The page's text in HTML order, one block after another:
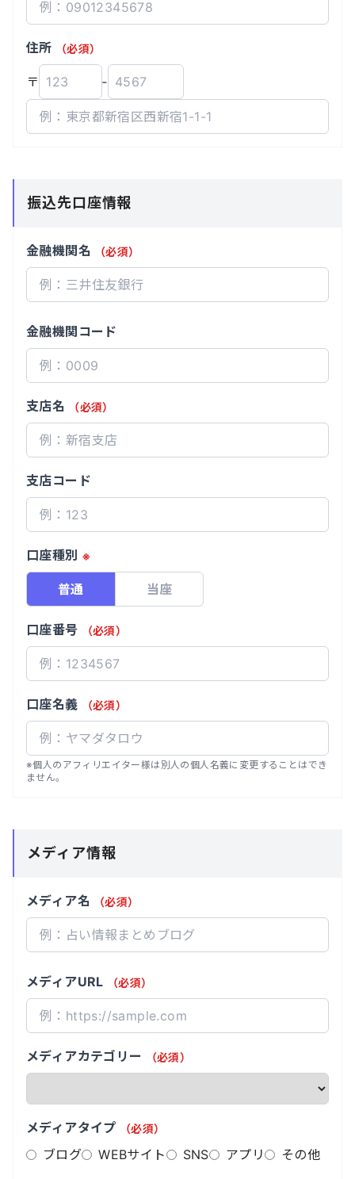
住所 （必須）
〒 ‐
振込先口座情報
金融機関名 （必須）
金融機関コード
支店名 （必須）
支店コード
口座種別 ※
普通 当座
口座番号 （必須）
口座名義 （必須）
※個人のアフィリエイター様は別人の個人名義に変更することはでき
ません。
メディア情報
メディア名 （必須）
メディアURL （必須）
メディアカテゴリー （必須）
メディアタイプ （必須）
ブログ WEBサイト SNS アプリ その他